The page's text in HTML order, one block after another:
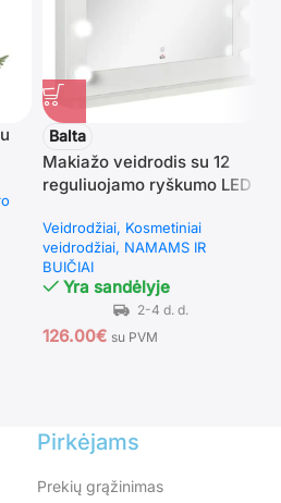
Balta
Makiažo veidrodis su 12
reguliuojamo ryškumo LED
valdymu
Veidrodžiai Kosmetiniai
veidrodžiai NAMAMS IR
BUIČIAI
Yra sandėlyje
126.00€ su PVM
Pirkėjams
Prekių grąžinimas